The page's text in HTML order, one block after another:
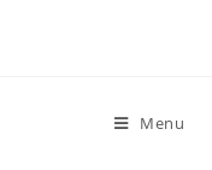
Menu